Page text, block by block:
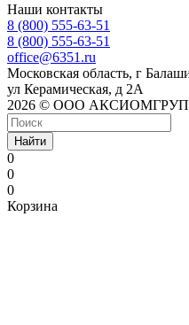
Наши контакты
8 (800) 555-63-51
8 (800) 555-63-51
office@6351.ru
Московская область, г
ул Керамическая, д 2А
2026 © ООО
Найти
0
0
0
Корзина